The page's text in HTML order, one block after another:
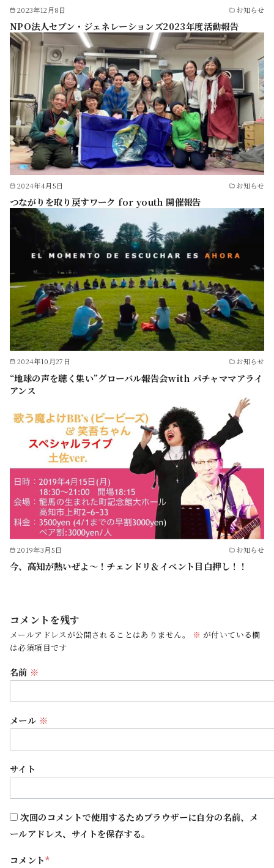
2023年12月8日 お知らせ
NPO法人セブン・ジェネレーションズ2023年度活動報告
2024年4月5日 お知らせ
つながりを取り戻すワーク for youth 開催報告
2024年10月27日 お知らせ
“地球の声を聴く集い”グローバル報告会with パチャママアライ
アンス
2019年3月5日 お知らせ
今、高知が熱いぜよ〜！チェンドリ＆イベント目白押し！！
コメントを残す
メールアドレスが公開されることはありません。 ※ が付いている欄
は必須項目です
名前 ※
メール ※
サイト
次回のコメントで使用するためブラウザーに自分の名前、メ
ールアドレス、サイトを保存する。
コメント*